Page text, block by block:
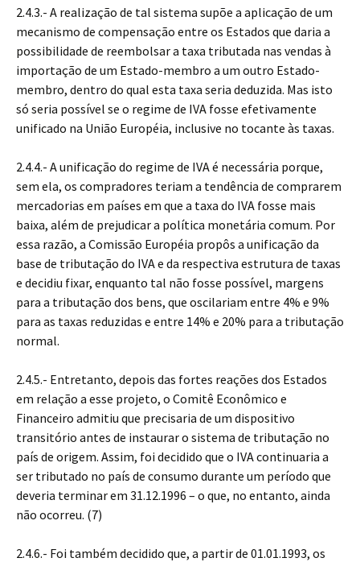
2.4.3.- A realização de tal sistema supõe a aplicação de um
mecanismo de compensação entre os Estados que daria a
possibilidade de reembolsar a taxa tributada nas vendas à
importação de um Estado-membro a um outro Estado-
membro, dentro do qual esta taxa seria deduzida. Mas isto
só seria possível se o regime de IVA fosse efetivamente
unificado na União Européia, inclusive no tocante às taxas.
2.4.4.- A unificação do regime de IVA é necessária porque,
sem ela, os compradores teriam a tendência de comprarem
mercadorias em países em que a taxa do IVA fosse mais
baixa, além de prejudicar a política monetária comum. Por
essa razão, a Comissão Européia propôs a unificação da
base de tributação do IVA e da respectiva estrutura de taxas
e decidiu fixar, enquanto tal não fosse possível, margens
para a tributação dos bens, que oscilariam entre 4% e 9%
para as taxas reduzidas e entre 14% e 20% para a tributação
normal.
2.4.5.- Entretanto, depois das fortes reações dos Estados
em relação a esse projeto, o Comitê Econômico e
Financeiro admitiu que precisaria de um dispositivo
transitório antes de instaurar o sistema de tributação no
país de origem. Assim, foi decidido que o IVA continuaria a
ser tributado no país de consumo durante um período que
deveria terminar em 31.12.1996 – o que, no entanto, ainda
não ocorreu. (7)
2.4.6.- Foi também decidido que, a partir de 01.01.1993, os